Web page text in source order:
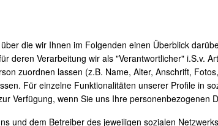
die wir Ihnen im Folgenden einen Überblick
Verarbeitung wir als "Verantwortlicher" i.S.v.
zuordnen lassen (z.B. Name, Alter, Anschrift,
Für einzelne Funktionalitäten unserer Profile in
Verfügung, wenn Sie uns Ihre personenbezogenen
und dem Betreiber des jeweiligen sozialen